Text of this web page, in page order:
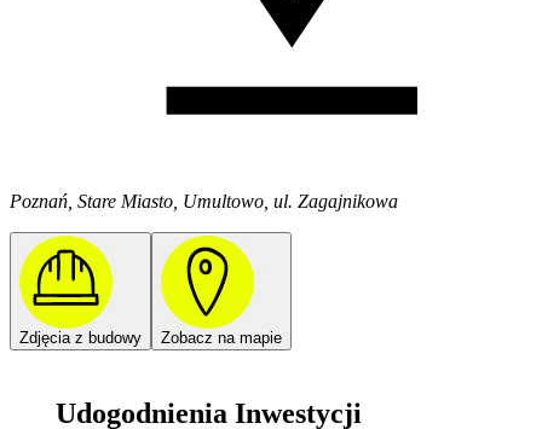
Poznań, Stare Miasto, Umultowo, ul. Zagajnikowa
Zdjęcia z budowy Zobacz na mapie
Udogodnienia Inwestycji